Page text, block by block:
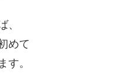
、
めて
す。